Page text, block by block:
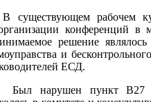
существующем рабочем
конферен­ций в
решение
и
ЕСД.
нарушен пункт В27